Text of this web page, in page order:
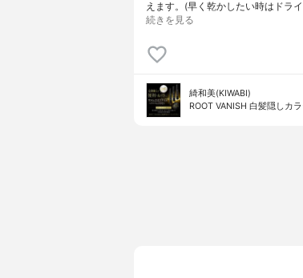
えます。(早く乾かしたい時はドラ
続きを見る
綺和美(KIWABI)
ROOT VANISH 白髪隠しカ